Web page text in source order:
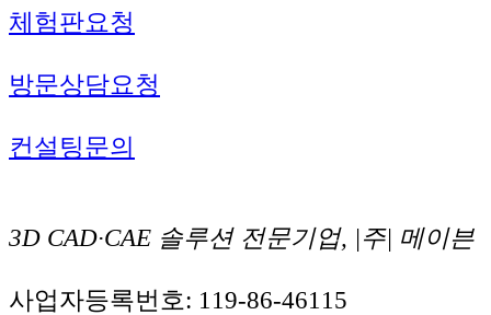
체험판요청
방문상담요청
컨설팅문의
3D CAD·CAE 솔루션 전문기업, |주| 메이븐
사업자등록번호: 119-86-46115